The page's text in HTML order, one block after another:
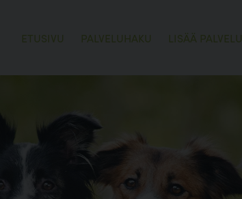
ETUSIVU PALVELUHAKU LISÄÄ PALVELU